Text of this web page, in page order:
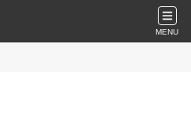
MENU